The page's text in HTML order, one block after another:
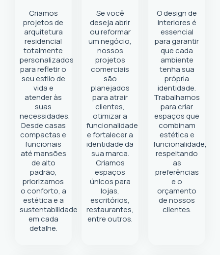
Criamos
projetos de
arquitetura
residencial
totalmente
personalizados
para refletir o
seu estilo de
vida e
atender às
suas
necessidades.
Desde casas
compactas e
funcionais
até mansões
de alto
padrão,
priorizamos
o conforto, a
estética e a
sustentabilidade
em cada
detalhe.
Se você
deseja abrir
ou reformar
um negócio,
nossos
projetos
comerciais
são
planejados
para atrair
clientes,
otimizar a
funcionalidade
e fortalecer a
identidade da
sua marca.
Criamos
espaços
únicos para
lojas,
escritórios,
restaurantes,
entre outros.
O design de
interiores é
essencial
para garantir
que cada
ambiente
tenha sua
própria
identidade.
Trabalhamos
para criar
espaços que
combinam
estética e
funcionalidade,
respeitando
as
preferências
e o
orçamento
de nossos
clientes.